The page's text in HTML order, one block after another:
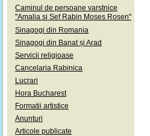
Caminul de persoane varstnice
"Amalia si Sef Rabin Moses Rosen"
Sinagogi din Romania
Sinagogi din Banat și Arad
Servicii religioase
Cancelaria Rabinica
Lucrari
Hora Bucharest
Formatii artistice
Anunturi
Articole publicate